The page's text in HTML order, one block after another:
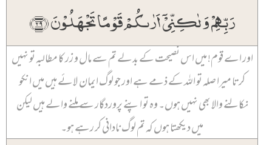
رَبِّہِمۡ وَ لٰکِنِّیۡۤ اَرٰىکُمۡ قَوۡمًا تَجۡہَلُوۡنَ ﴿۲۹﴾
اور اے قوم! میں اس نصیحت کے بدلے تم سے مال و زر کا مطالبہ تو نہیں
کرتا میرا صلہ تو اللہ کے ذمے ہے اور جو لوگ ایمان لائے ہیں میں انکو
نکالنے والا بھی نہیں ہوں۔ وہ تو اپنے پروردگار سے ملنے والے ہیں لیکن
میں دیکھتا ہوں کہ تم لوگ نادانی کر رہے ہو۔